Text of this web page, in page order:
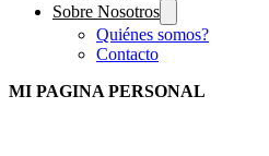
Sobre Nosotros
Quiénes somos?
Contacto
MI PAGINA PERSONAL